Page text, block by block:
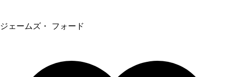
ジェームズ・ フォード